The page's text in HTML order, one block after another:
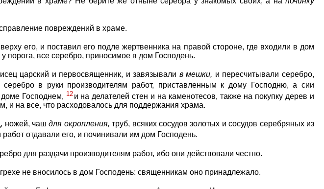
повреждений в храме.
его, и поставил его подле жертвенника на правой стороне, где входили в дом
порога, все серебро, приносимое в дом Господень.
царский и первосвященник, и завязывали в мешки, и пересчитывали серебро,
серебро в руки производителям работ, приставленным к дому Господню, а сии
Господнем, 12 и на делателей стен и на каменотесов, также на покупку дерев и
и на все, что расходовалось для поддержания храма.
ножей, чашдля окропления, труб, всяких сосудов золотых и сосудов серебряных из
отдавали его, и починивали им дом Господень.
для раздачи производителям работ, ибо они действовали честно.
не вносилось в дом Господень: священникам оно принадлежало.